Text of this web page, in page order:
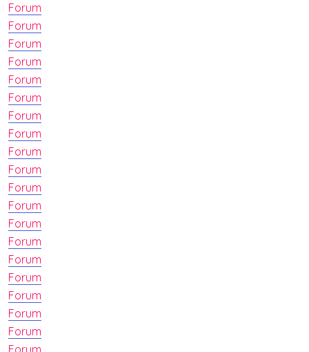
Forum
Forum
Forum
Forum
Forum
Forum
Forum
Forum
Forum
Forum
Forum
Forum
Forum
Forum
Forum
Forum
Forum
Forum
Forum
Forum